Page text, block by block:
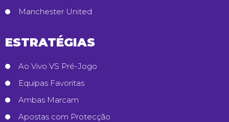
Manchester United
ESTRATÉGIAS
Ao Vivo VS Pré-Jogo
Equipas Favoritas
Ambas Marcam
Apostas com Protecção